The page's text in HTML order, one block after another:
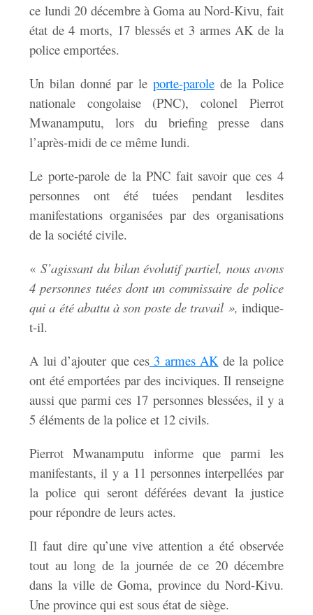
ce lundi 20 décembre à Goma au Nord-Kivu, fait
état de 4 morts, 17 blessés et 3 armes AK de la
police emportées.
Un bilan donné par le porte-parolede la Police
nationale congolaise (PNC), colonel Pierrot
Mwanamputu, lors du briefing presse dans
l’après-midi de ce même lundi.
Le porte-parole de la PNC fait savoir que ces 4
personnes ont été tuées pendant lesdites
manifestations organisées par des organisations
de la société civile.
« S’agissant du bilan évolutif partiel, nous avons
4 personnes tuées dont un commissaire de police
qui a été abattu à son poste de travail », indique-
t-il.
A lui d’ajouter que ces 3 armes AK de la police
ont été emportées par des inciviques. Il renseigne
aussi que parmi ces 17 personnes blessées, il y a
5 éléments de la police et 12 civils.
Pierrot Mwanamputu informe que parmi les
manifestants, il y a 11 personnes interpellées par
la police qui seront déférées devant la justice
pour répondre de leurs actes.
Il faut dire qu’une vive attention a été observée
tout au long de la journée de ce 20 décembre
dans la ville de Goma, province du Nord-Kivu.
Une province qui est sous état de siège.